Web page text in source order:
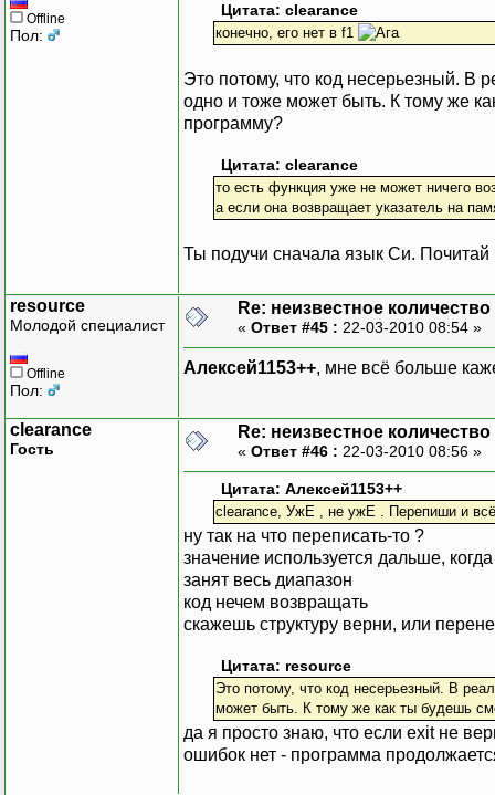
Offline
Пол:
Цитата: clearance
конечно, его нет в f1
Это потому, что код несерьезный. В
одно и тоже может быть. К тому же
программу?
Цитата: clearance
то есть функция уже не может ничего
а если она возвращает указатель на
Ты подучи сначала язык Си. Почитай
resource
Молодой специалист
Offline
Пол:
Re: неизвестное
« Ответ #45 : 22-03-2010 08:54 »
Алексей1153++, мне всё больше
clearance
Гость
Re: неизвестное
« Ответ #46 : 22-03-2010 08:56 »
Цитата: Алексей1153++
clearance, УжЕ , не ужЕ . Перепиши и
ну так на что переписать-то ?
значение используется дальше,
занят весь диапазон
код нечем возвращать
скажешь структуру верни, или
Цитата: resource
Это потому, что код несерьезный. В
может быть. К тому же как ты будешь
да я просто знаю, что если exit не
ошибок нет - программа